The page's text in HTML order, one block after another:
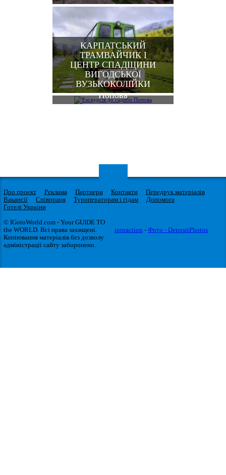
КАРПАТСЬКИЙ
ТРАМВАЙЧИК І
ЦЕНТР СПАДЩИНИ
ВИГОДСЬКОЇ
ВУЗЬКОКОЛІЙКИ
Екскурсія до садиби
Попова
Про проект Реклама Партнери Контакти
Передрук матеріалів
Вакансії
Співпраця Туроператорам і гідам
Допомога
Готелі України
© IGotoWorld.com - Your GUIDE TO
the WORLD. Всі права захищені.
Копіювання матеріалів без дозволу
адміністрації сайту заборонено.
iproaction - Фото - DepositPhotos